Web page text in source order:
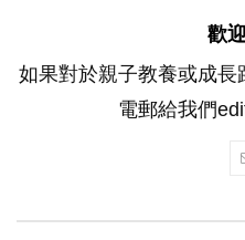
歡
如果對於親子教養或成長
電郵給我們